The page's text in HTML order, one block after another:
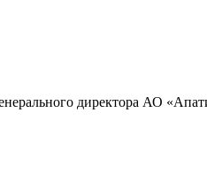
директора АО